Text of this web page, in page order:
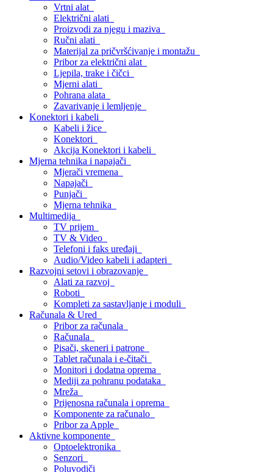
Vrtni alat
Električni alati
Proizvodi za njegu i maziva
Ručni alati
Materijal za pričvršćivanje i montažu
Pribor za električni alat
Ljepila, trake i čičci
Mjerni alati
Pohrana alata
Zavarivanje i lemljenje
Konektori i kabeli
Kabeli i žice
Konektori
Akcija Konektori i kabeli
Mjerna tehnika i napajači
Mjerači vremena
Napajači
Punjači
Mjerna tehnika
Multimedija
TV prijem
TV & Video
Telefoni i faks uređaji
Audio/Video kabeli i adapteri
Razvojni setovi i obrazovanje
Alati za razvoj
Roboti
Kompleti za sastavljanje i moduli
Računala & Ured
Pribor za računala
Računala
Pisači, skeneri i patrone
Tablet računala i e-čitači
Monitori i dodatna oprema
Mediji za pohranu podataka
Mreža
Prijenosna računala i oprema
Komponente za računalo
Pribor za Apple
Aktivne komponente
Optoelektronika
Senzori
Poluvodiči